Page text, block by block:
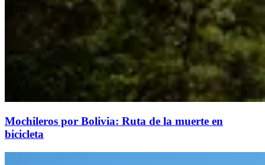
Mochileros por Bolivia: Ruta de la muerte en
bicicleta